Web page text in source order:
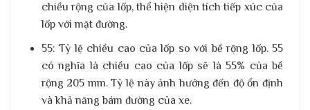
chiều rộng của lốp, thể hiện diện tích tiếp xúc của
lốp với mặt đường.
55: Tỷ lệ chiều cao của lốp so với bề rộng lốp. 55
có nghĩa là chiều cao của lốp sẽ là 55% của bề
rộng 205 mm. Tỷ lệ này ảnh hưởng đến độ ổn định
và khả năng bám đường của xe.